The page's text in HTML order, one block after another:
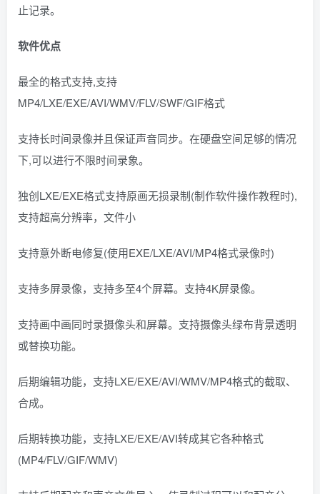
止记录。
软件优点
最全的格式支持,支持
MP4/LXE/EXE/AVI/WMV/FLV/SWF/GIF格式
支持长时间录像并且保证声音同步。在硬盘空间足够的情况
下,可以进行不限时间录象。
独创LXE/EXE格式支持原画无损录制(制作软件操作教程时),
支持超高分辨率，文件小
支持意外断电修复(使用EXE/LXE/AVI/MP4格式录像时)
支持多屏录像，支持多至4个屏幕。支持4K屏录像。
支持画中画同时录摄像头和屏幕。支持摄像头绿布背景透明
或替换功能。
后期编辑功能，支持LXE/EXE/AVI/WMV/MP4格式的截取、
合成。
后期转换功能，支持LXE/EXE/AVI转成其它各种格式
(MP4/FLV/GIF/WMV)